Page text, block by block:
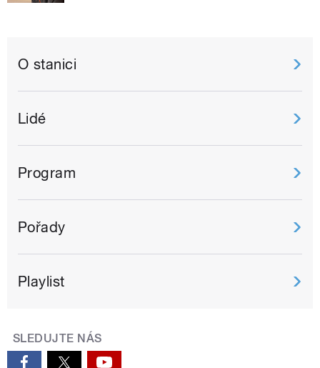
O stanici
Lidé
Program
Pořady
Playlist
SLEDUJTE NÁS